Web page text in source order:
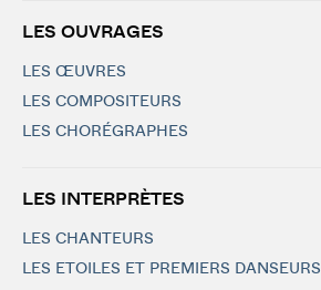
LES OUVRAGES
LES ŒUVRES
LES COMPOSITEURS
LES CHORÉGRAPHES
LES INTERPRÈTES
LES CHANTEURS
LES ETOILES ET PREMIERS DANSEURS